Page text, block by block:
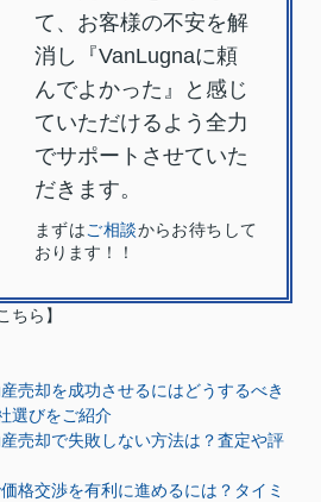
て、お客様の不安を解
消し『VanLugnaに頼
んでよかった』と感じ
ていただけるよう全力
でサポートさせていた
だきます。
まずはご相談からお待ちして
おります！！
ちら】
売却を成功させるにはどうするべき
選びをご紹介
売却で失敗しない方法は？査定や評
格交渉を有利に進めるには？タイミ